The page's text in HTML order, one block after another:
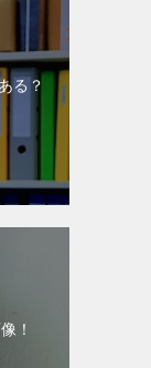
る？
！